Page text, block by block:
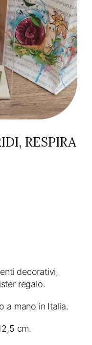
RESPIRA
decorativi,
regalo.
a mano in Italia.
cm.